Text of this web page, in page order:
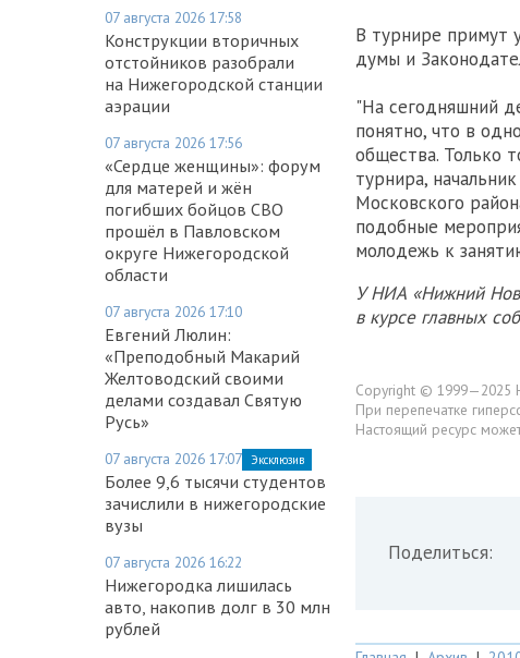
07 августа 2026 17:58
Конструкции вторичных
отстойников разобрали
на Нижегородской станции
аэрации
07 августа 2026 17:56
«Сердце женщины»: форум
для матерей и жён
погибших бойцов СВО
прошёл в Павловском
округе Нижегородской
области
07 августа 2026 17:10
Евгений Люлин:
«Преподобный Макарий
Желтоводский своими
делами создавал Святую
Русь»
07 августа 2026 17:07 Эксклюзив
Более 9,6 тысячи студентов
зачислили в нижегородские
вузы
07 августа 2026 16:22
Нижегородка лишилась
авто, накопив долг в 30 млн
рублей
В турнире примут
думы и
"На сегодняшний
понятно, что в
общества. Только
турнира,
Московского
подобные
молодежь к
У НИА «Нижний
в курсе главных
Copyright © 1999—2025
При перепечатке
Настоящий ресурс
Поделиться: